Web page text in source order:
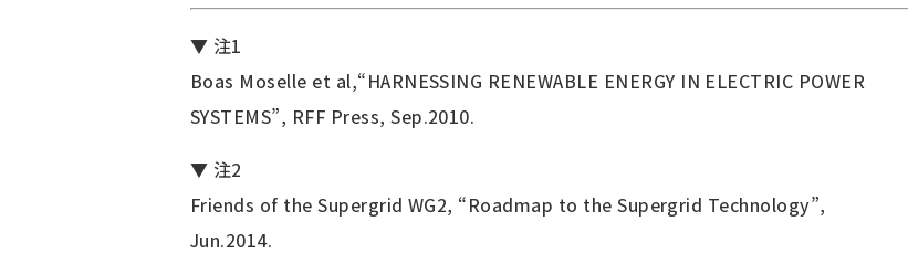
▼ 注1
Boas Moselle et al,“HARNESSING RENEWABLE ENERGY IN ELECTRIC POWER
SYSTEMS”, RFF Press, Sep.2010.
▼ 注2
Friends of the Supergrid WG2, “Roadmap to the Supergrid Technology”,
Jun.2014.